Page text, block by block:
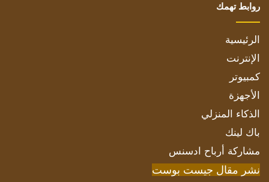
روابط تهمك
الرئيسية
الإنترنت
كمبيوتر
الأجهزة
الذكاء المنزلي
باك لينك
مشاركة أرباح ادسنس
نشر مقال جيست بوست